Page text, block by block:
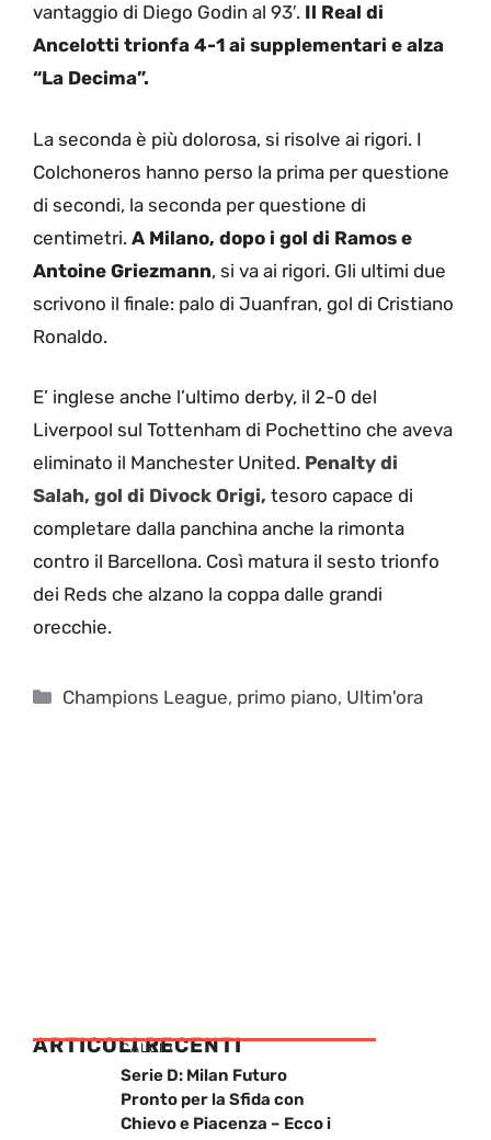
vantaggio di Diego Godin al 93′. Il Real di
Ancelotti trionfa 4-1 ai supplementari e alza
“La Decima”.
La seconda è più dolorosa, si risolve ai rigori. I
Colchoneros hanno perso la prima per questione
di secondi, la seconda per questione di
centimetri. A Milano, dopo i gol di Ramos e
Antoine Griezmann, si va ai rigori. Gli ultimi due
scrivono il finale: palo di Juanfran, gol di Cristiano
Ronaldo.
E’ inglese anche l’ultimo derby, il 2-0 del
Liverpool sul Tottenham di Pochettino che aveva
eliminato il Manchester United. Penalty di
Salah, gol di Divock Origi, tesoro capace di
completare dalla panchina anche la rimonta
contro il Barcellona. Così matura il sesto trionfo
dei Reds che alzano la coppa dalle grandi
orecchie.
Categorie
Champions League, primo piano, Ultim'ora
ARTICOLI RECENTI
CALCIO
Serie D: Milan Futuro
Pronto per la Sfida con
Chievo e Piacenza – Ecco i